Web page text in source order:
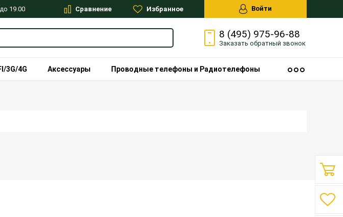
19.00 Сравнение Избранное Войти
8 (495) 975-96-88
Заказать обратный звонок
3G/4G Аксессуары Проводные телефоны и Радиотелефоны